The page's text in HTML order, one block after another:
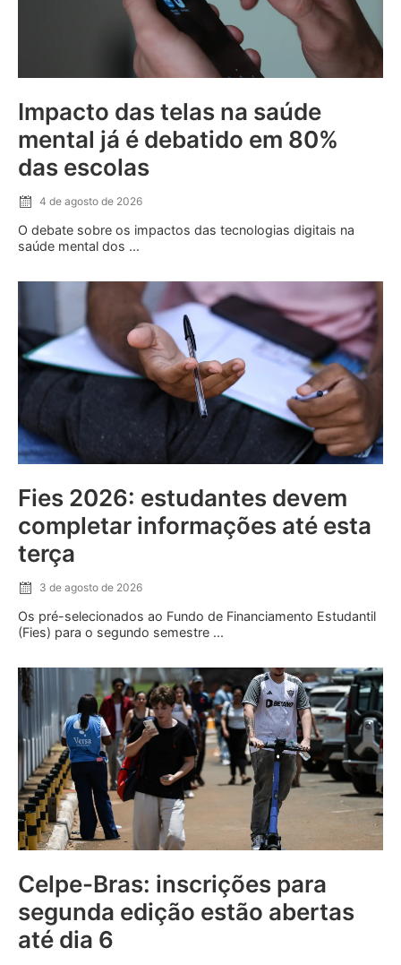
Impacto das telas na saúde
mental já é debatido em 80%
das escolas
4 de agosto de 2026
O debate sobre os impactos das tecnologias digitais na
saúde mental dos ...
Fies 2026: estudantes devem
completar informações até esta
terça
3 de agosto de 2026
Os pré-selecionados ao Fundo de Financiamento Estudantil
(Fies) para o segundo semestre ...
Celpe-Bras: inscrições para
segunda edição estão abertas
até dia 6